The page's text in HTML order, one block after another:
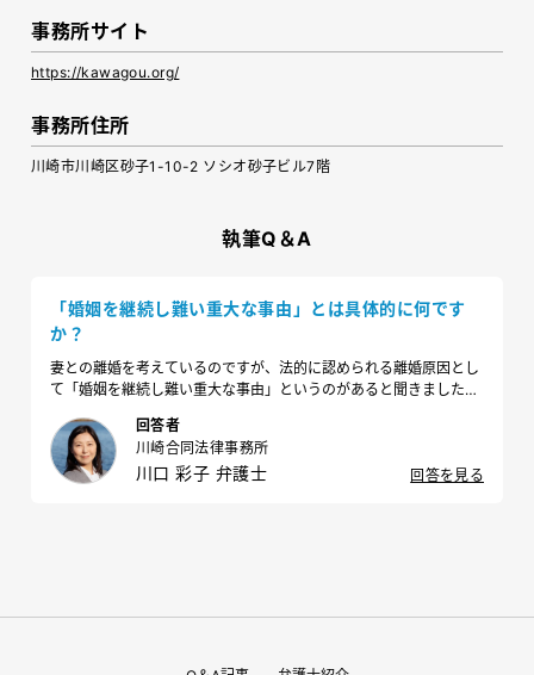
事務所サイト
https://kawagou.org/
事務所住所
川崎市川崎区砂子1-10-2 ソシオ砂子ビル7階
執筆Q＆A
「婚姻を継続し難い重大な事由」とは具体的に何です
か？
妻との離婚を考えているのですが、法的に認められる離婚原因とし
て「婚姻を継続し難い重大な事由」というのがあると聞きました。
回答者
川崎合同法律事務所
川口 彩子 弁護士 回答を見る